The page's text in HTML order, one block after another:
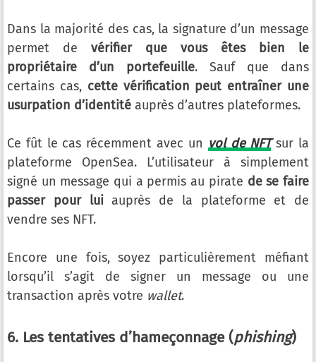
Dans la majorité des cas, la signature d’un message
permet de vérifier que vous êtes bien le
propriétaire d’un portefeuille. Sauf que dans
certains cas, cette vérification peut entraîner une
usurpation d’identité auprès d’autres plateformes.
Ce fût le cas récemment avec un vol de NFTsur la
plateforme OpenSea. L’utilisateur à simplement
signé un message qui a permis au pirate de se faire
passer pour luiauprès de la plateforme et de
vendre ses NFT.
Encore une fois, soyez particulièrement méfiant
lorsqu’il s’agit de signer un message ou une
transaction après votre wallet.
6. Les tentatives d’hameçonnage (phishing)